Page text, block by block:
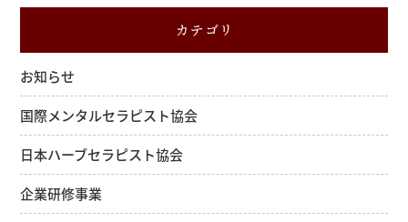
カテゴリ
お知らせ
国際メンタルセラピスト協会
日本ハーブセラピスト協会
企業研修事業